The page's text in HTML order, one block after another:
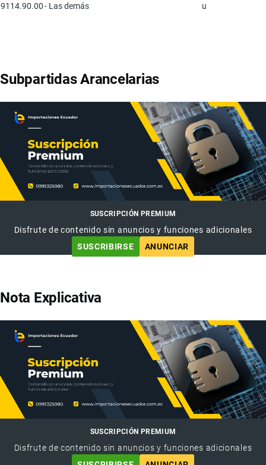
9114.90.00- Las demás u
Subpartidas Arancelarias
SUSCRIPCIÓN PREMIUM
Disfrute de contenido sin anuncios y funciones adicionales
SUSCRIBIRSE
ANUNCIAR
Nota Explicativa
SUSCRIPCIÓN PREMIUM
Disfrute de contenido sin anuncios y funciones adicionales